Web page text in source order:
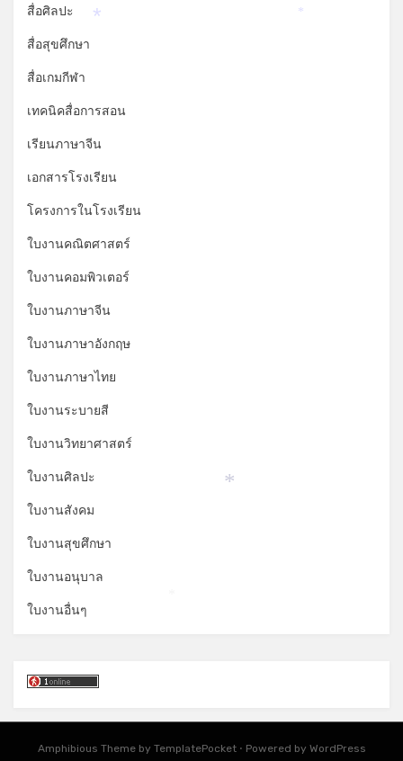
สื่อศิลปะ
สื่อสุขศึกษา
สื่อเกมกีฬา
เทคนิคสื่อการสอน
เรียนภาษาจีน
เอกสารโรงเรียน
โครงการในโรงเรียน
ใบงานคณิตศาสตร์
ใบงานคอมพิวเตอร์
ใบงานภาษาจีน
ใบงานภาษาอังกฤษ
ใบงานภาษาไทย
ใบงานระบายสี
ใบงานวิทยาศาสตร์
ใบงานศิลปะ
ใบงานสังคม
ใบงานสุขศึกษา
ใบงานอนุบาล
ใบงานอื่นๆ
Amphibious Theme by TemplatePocket ⋅ Powered by WordPress
*